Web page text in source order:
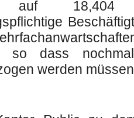
18,404
so dass
werden